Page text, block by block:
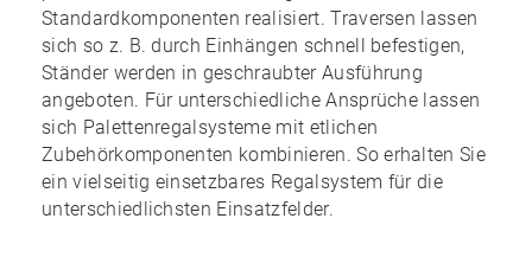
Standardkomponenten realisiert. Traversen lassen
sich so z. B. durch Einhängen schnell befestigen,
Ständer werden in geschraubter Ausführung
angeboten. Für unterschiedliche Ansprüche lassen
sich Palettenregalsysteme mit etlichen
Zubehörkomponenten kombinieren. So erhalten Sie
einvielseitig einsetzbares Regalsystem für die
unterschiedlichsten Einsatzfelder.